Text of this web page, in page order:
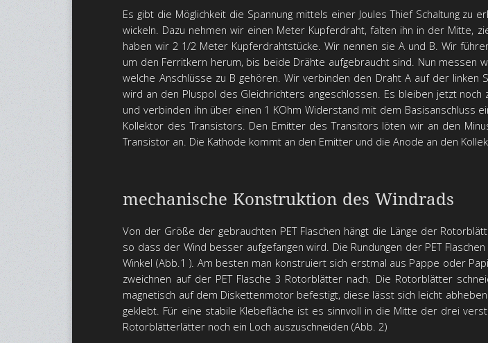
Es gibt die Möglichkeit die Spannung mittels einer Joules Thief Schaltung zu
wickeln. Dazu nehmen wir einen Meter Kupferdraht, falten ihn in der Mitte,
haben wir 2 1/2 Meter Kupferdrahtstücke. Wir nennen sie A und B. Wir
um den Ferritkern herum, bis beide Drähte aufgebraucht sind. Nun messen
welche Anschlüsse zu B gehören. Wir verbinden den Draht A auf der
wird an den Pluspol des Gleichrichters angeschlossen. Es bleiben jetzt
und verbinden ihn über einen 1 KOhm Widerstand mit dem Basisanschluss
Kollektor des Transistors. Den Emitter des Transitors löten wir an den
Transistor an. Die Kathode kommt an den Emitter und die Anode an den
mechanische Konstruktion des Windrads
Von der Größe der gebrauchten PET Flaschen hängt die Länge der
so dass der Wind besser aufgefangen wird. Die Rundungen der PET
Winkel (Abb.1 ). Am besten man konstruiert sich erstmal aus Pappe oder
zweichnen auf der PET Flasche 3 Rotorblätter nach. Die Rotorblätter
magnetisch auf dem Diskettenmotor befestigt, diese lässt sich leicht
geklebt. Für eine stabile Klebefläche ist es sinnvoll in die Mitte der drei
Rotorblätterlätter noch ein Loch auszuschneiden (Abb. 2)